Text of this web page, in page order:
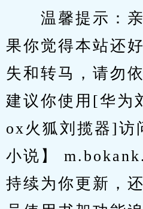
温馨提示：亲
果你觉得本站还
失和转马，请勿
建议你使用[华
ox火狐刘揽器]访
小说】
持续为你更新，